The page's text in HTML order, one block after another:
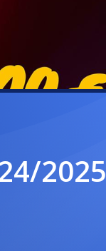
2025